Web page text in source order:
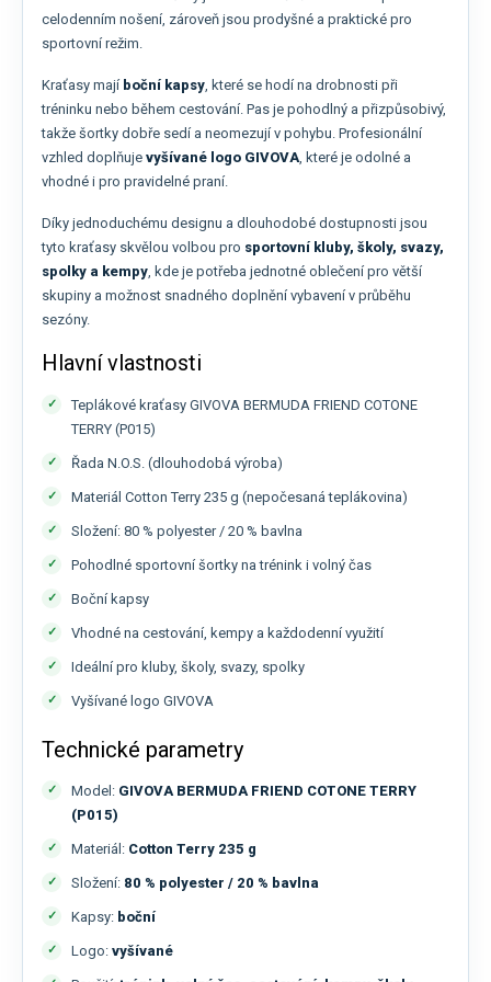
celodenním nošení, zároveň jsou prodyšné a praktické pro
sportovní režim.
Kraťasy mají boční kapsy, které se hodí na drobnosti při
tréninku nebo během cestování. Pas je pohodlný a přizpůsobivý,
takže šortky dobře sedí a neomezují v pohybu. Profesionální
vzhled doplňuje vyšívané logo GIVOVA, které je odolné a
vhodné i pro pravidelné praní.
Díky jednoduchému designu a dlouhodobé dostupnosti jsou
tyto kraťasy skvělou volbou pro sportovní kluby, školy, svazy,
spolky a kempy, kde je potřeba jednotné oblečení pro větší
skupiny a možnost snadného doplnění vybavení v průběhu
sezóny.
Hlavní vlastnosti
Teplákové kraťasy GIVOVA BERMUDA FRIEND COTONE
TERRY (P015)
Řada N.O.S. (dlouhodobá výroba)
Materiál Cotton Terry 235 g (nepočesaná teplákovina)
Složení: 80 % polyester / 20 % bavlna
Pohodlné sportovní šortky na trénink i volný čas
Boční kapsy
Vhodné na cestování, kempy a každodenní využití
Ideální pro kluby, školy, svazy, spolky
Vyšívané logo GIVOVA
Technické parametry
Model: GIVOVA BERMUDA FRIEND COTONE TERRY
(P015)
Materiál: Cotton Terry 235 g
Složení: 80 % polyester / 20 % bavlna
Kapsy: boční
Logo: vyšívané